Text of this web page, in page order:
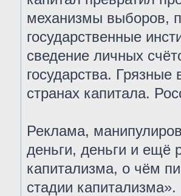
механизмы выборов,
государственные
сведение личных
государства.
странах капитала.
Реклама,
деньги, деньги и ещё
капитализма, о чём
стадии